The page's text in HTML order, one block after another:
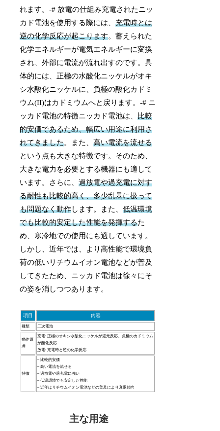
れます。-# 放電の仕組み充電されたニッ
カド電池を使用する際には、充電時とは
逆の化学反応が起こります。蓄えられた
化学エネルギーが電気エネルギーに変換
され、外部に電流が流れ出すのです。具
体的には、正極の水酸化ニッケルがオキ
シ水酸化ニッケルに、負極の酸化カドミ
ウム(II)はカドミウムへと戻ります。-# ニ
ッカド電池の特徴ニッカド電池は、比較
的安価であるため、幅広い用途に利用さ
れてきました。また、高い電流を流せる
という点も大きな特徴です。そのため、
大きな電力を必要とする機器にも適して
います。さらに、過放電や過充電に対す
る耐性も比較的高く、多少乱暴に扱って
も問題なく動作します。また、低温環境
でも比較的安定した性能を発揮するた
め、寒冷地での使用にも適しています。
しかし、近年では、より高性能で環境負
荷の低いリチウムイオン電池などが普及
してきたため、ニッカド電池は徐々にそ
の姿を消しつつあります。
項目 内容
種類 二次電池
動作原
理
充電: 正極のオキシ水酸化ニッケルが還元反応、負極のカドミウム
が酸化反応
放電: 充電時と逆の化学反応
特徴
– 比較的安価
– 高い電流を流せる
– 過放電や過充電に強い
– 低温環境でも安定した性能
– 近年はリチウムイオン電池などの普及により衰退傾向
主な用途